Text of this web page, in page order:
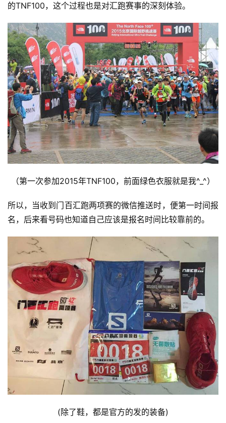
的TNF100，这个过程也是对汇跑赛事的深刻体验。
（第一次参加2015年TNF100，前面绿色衣服就是我^_^）
所以，当收到门百汇跑两项赛的微信推送时，便第一时间报
名，后来看号码也知道自己应该是报名时间比较靠前的。
(除了鞋，都是官方的发的装备)